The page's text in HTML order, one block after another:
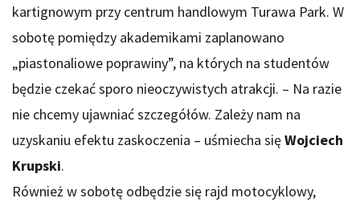
kartignowym przy centrum handlowym Turawa Park. W
sobotę pomiędzy akademikami zaplanowano
„piastonaliowe poprawiny”, na których na studentów
będzie czekać sporo nieoczywistych atrakcji. – Na razie
nie chcemy ujawniać szczegółów. Zależy nam na
uzyskaniu efektu zaskoczenia – uśmiecha sięWojciech
Krupski.
Również w sobotę odbędzie się rajd motocyklowy,